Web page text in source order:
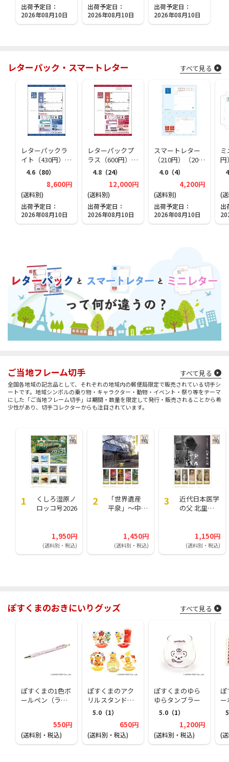
出荷予定日
2026年08月10日
出荷予定日
2026年08月10日
出荷予定日
2026年08月10日
レターパック・スマートレター すべて見る
レターパックラ
イト（430円）
（20部セット）
4.6 （80）
8,600円
(送料別)
出荷予定日
2026年08月10日
レターパックプ
ラス（600円）
（20部セット）
4.8 （24）
12,000円
(送料別)
出荷予定日
2026年08月10日
スマートレター
（210円）（20部
セット）
4.0 （4）
4,200円
(送料別)
出荷予定日
2026年08月10日
円
(
出
ご当地フレーム切手 すべて見る
全国各地域の記念品として、それぞれの地域内の郵便局限定で販売されている切手シ
ートです。地域シンボルの乗り物・キャラクター・動物・イベント・祭り等をテーマ
にした「ご当地フレーム切手」は期間・数量を限定して発行・販売されることから希
少性があり、切手コレクターからも注目されています。
くしろ湿原ノ
ロッコ号2026
1,950円
(送料別・税込)
「世界遺産
平泉」～中尊
1,450円
(送料別・税込)
近代日本医学
の父 北里柴
1,150円
(送料別・税込)
ぽすくまのおきにいりグッズ すべて見る
ぽすくまの1色ボ
ールペン（ラベ
550円
(送料別・税込)
ぽすくまのアク
リルスタンドコ
レクション（ラ
ンダム1種）
5.0 （1）
650円
(送料別・税込)
ぽすくまのゆら
ゆらタンブラー
5.0 （1）
1,200円
(送料別・税込)
ぽ
ー
(